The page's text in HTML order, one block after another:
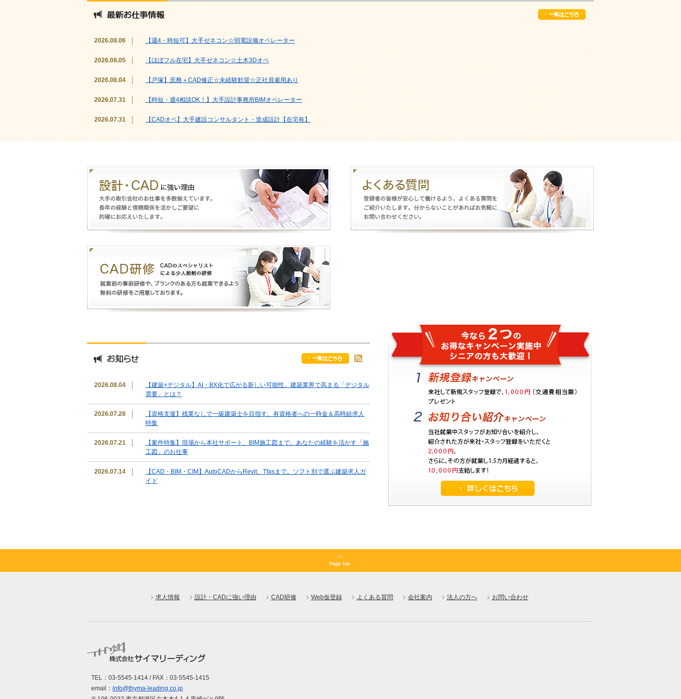
2026.08.06 │ 【週4・時短可】大手ゼネコン☆弱電設備オペレーター
2026.08.05 │ 【ほぼフル在宅】大手ゼネコン☆土木3Dオペ
2026.08.04 │ 【戸塚】庶務＋CAD修正☆未経験歓迎☆正社員雇用あり
2026.07.31 │ 【時短・週4相談OK！】大手設計事務所BIMオペレーター
2026.07.31 │ 【CADオペ】大手建設コンサルタント・造成設計【在宅有】
2026.08.04
【建築×デジタル】AI・BX化で広がる新しい可能性。建築業界で高まる「デジタル
需要」とは？
2026.07.28
【資格支援】残業なしで一級建築士を目指す。有資格者への一時金＆高時給求人
特集
2026.07.21
【案件特集】現場から本社サポート、BIM施工図まで。あなたの経験を活かす「施
工図」のお仕事
2026.07.14
【CAD・BIM・CIM】AutoCADからRevit、Tfasまで。ソフト別で選ぶ建築求人ガ
イド
【当社の強み】健康診断も年1回実施。フリーランスにはない「会社の守り」
ップ
2026.05.19 │ 【企業向け】教育コストを削減する。サイマリーディング「長期就業50%」の価
求人情報 設計・CADに強い理由 CAD研修 Web仮登録 よくある質問 会社案内 法人の方へ お問い合わせ
TEL：03-5545-1414 / FAX：03-5545-1415
email： info@thyma-leading.co.jp